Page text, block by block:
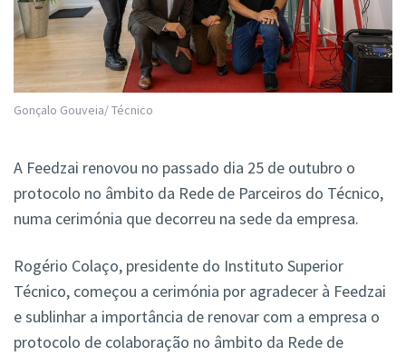
Gonçalo Gouveia/ Técnico
A Feedzai renovou no passado dia 25 de outubro o
protocolo no âmbito da Rede de Parceiros do Técnico,
numa cerimónia que decorreu na sede da empresa.
Rogério Colaço, presidente do Instituto Superior
Técnico, começou a cerimónia por agradecer à Feedzai
e sublinhar a importância de renovar com a empresa o
protocolo de colaboração no âmbito da Rede de